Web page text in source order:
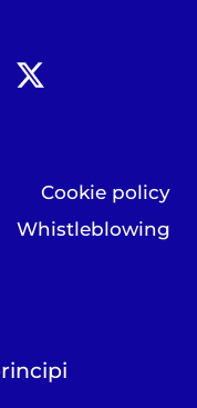
Cookie policy
Whistleblowing